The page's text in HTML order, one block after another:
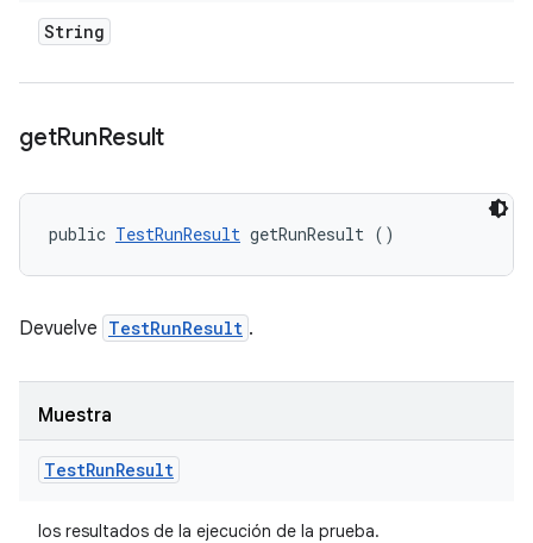
String
getRunResult
public TestRunResult getRunResult ()
Devuelve TestRunResult .
Muestra
TestRunResult
los resultados de la ejecución de la prueba.